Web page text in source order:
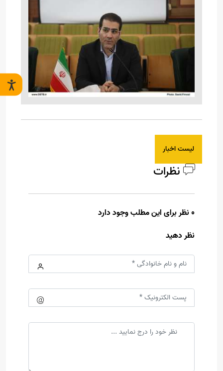
لیست اخبار
نظرات
0 نظر برای این مطلب وجود دارد
نظر دهید